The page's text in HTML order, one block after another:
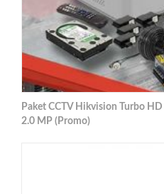
Paket CCTV Hikvision Turbo HD
2.0 MP (Promo)